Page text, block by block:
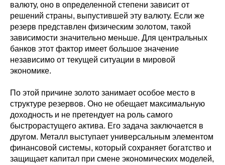
валюту, оно в определенной степени зависит от
решений страны, выпустившей эту валюту. Если же
резерв представлен физическим золотом, такой
зависимости значительно меньше. Для центральных
банков этот фактор имеет большое значение
независимо от текущей ситуации в мировой
экономике.
По этой причине золото занимает особое место в
структуре резервов. Оно не обещает максимальную
доходность и не претендует на роль самого
быстрорастущего актива. Его задача заключается в
другом. Металл выступает универсальным элементом
финансовой системы, который сохраняет богатство и
защищает капитал при смене экономических моделей,